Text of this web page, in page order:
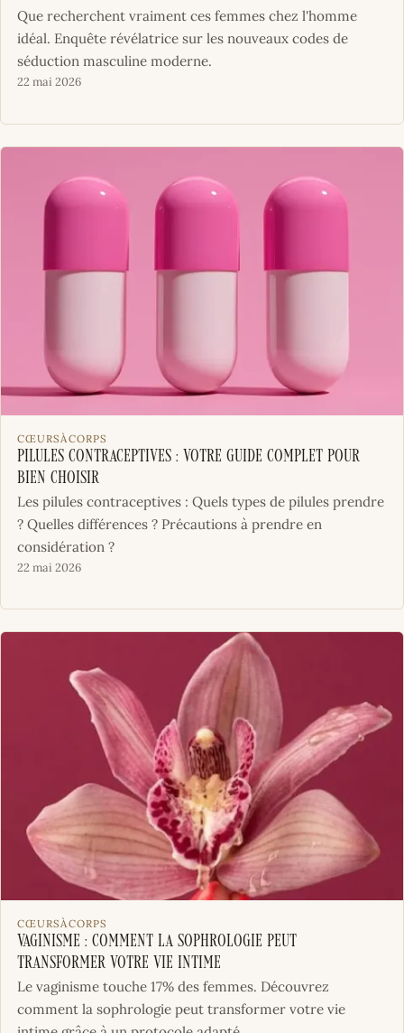
Que recherchent vraiment ces femmes chez l'homme
idéal. Enquête révélatrice sur les nouveaux codes de
séduction masculine moderne.
22 mai 2026
CŒURSÀCORPS
Pilules contraceptives : votre guide complet pour
bien choisir
Les pilules contraceptives : Quels types de pilules prendre
? Quelles différences ? Précautions à prendre en
considération ?
22 mai 2026
CŒURSÀCORPS
Vaginisme : Comment la Sophrologie peut
Transformer votre Vie Intime
Le vaginisme touche 17% des femmes. Découvrez
comment la sophrologie peut transformer votre vie